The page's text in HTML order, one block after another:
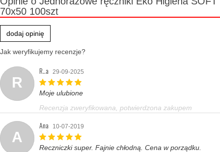
70x50 100szt
dodaj opinię
Jak weryfikujemy recenzje?
R
R..a 29-09-2025
Moje ulubione
Recenzja zweryfikowana, potwierdzona zakupem
A
Ana 10-07-2019
Reczniczki super. Fajnie chłodną. Cena w porządku.